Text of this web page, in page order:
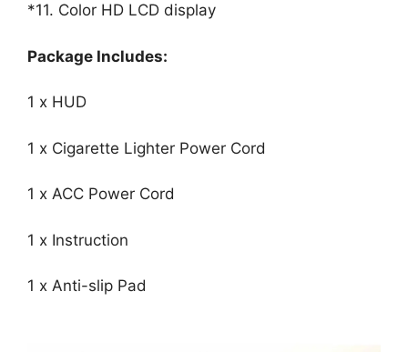
*11. Color HD LCD display
Package Includes:
1 x HUD
1 x Cigarette Lighter Power Cord
1 x ACC Power Cord
1 x Instruction
1 x Anti-slip Pad